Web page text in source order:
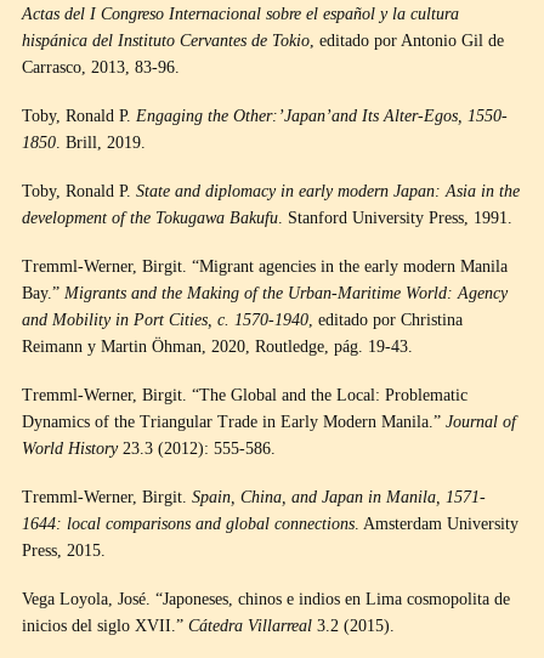
Actas del I Congreso Internacional sobre el español y la cultura
hispánica del Instituto Cervantes de Tokio, editado por Antonio Gil de
Carrasco, 2013, 83-96.
Toby, Ronald P. Engaging the Other:’Japan’and Its Alter-Egos, 1550-
1850. Brill, 2019.
Toby, Ronald P. State and diplomacy in early modern Japan: Asia in the
development of the Tokugawa Bakufu. Stanford University Press, 1991.
Tremml-Werner, Birgit. “Migrant agencies in the early modern Manila
Bay.” Migrants and the Making of the Urban-Maritime World: Agency
and Mobility in Port Cities, c. 1570-1940, editado por Christina
Reimann y Martin Öhman, 2020, Routledge, pág. 19-43.
Tremml-Werner, Birgit. “The Global and the Local: Problematic
Dynamics of the Triangular Trade in Early Modern Manila.” Journal of
World History23.3 (2012): 555-586.
Tremml-Werner, Birgit. Spain, China, and Japan in Manila, 1571-
1644: local comparisons and global connections. Amsterdam University
Press, 2015.
Vega Loyola, José. “Japoneses, chinos e indios en Lima cosmopolita de
inicios del siglo XVII.” Cátedra Villarreal 3.2 (2015).